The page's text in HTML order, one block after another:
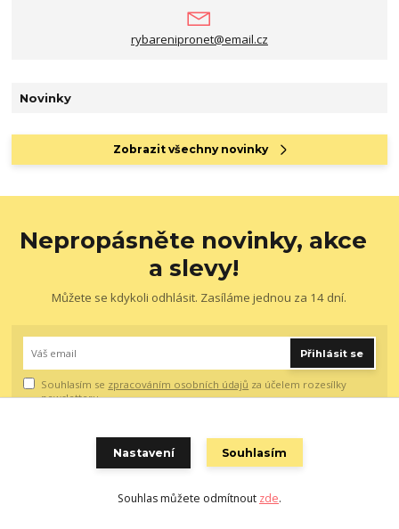
rybarenipronet@email.cz
Novinky
Zobrazit všechny novinky
Nepropásněte novinky, akce
a slevy!
Můžete se kdykoli odhlásit. Zasíláme jednou za 14 dní.
Přihlásit se
Souhlasím se zpracováním osobních údajů za účelem rozesílky
newsletteru.
Nastavení Souhlasím
Souhlas můžete odmítnout zde.